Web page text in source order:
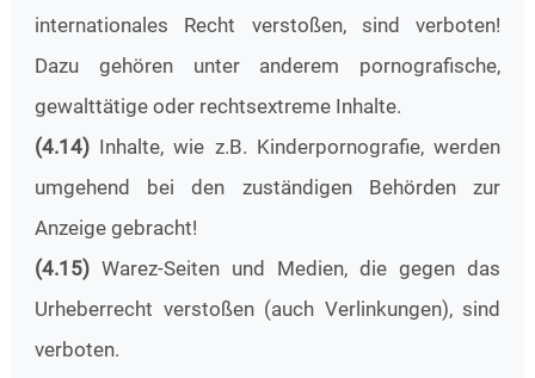
internationales Recht verstoßen, sind verboten!
Dazu gehören unter anderem pornografische,
gewalttätige oder rechtsextreme Inhalte.
(4.14) Inhalte, wie z.B. Kinderpornografie, werden
umgehend bei den zuständigen Behörden zur
Anzeige gebracht!
(4.15) Warez-Seiten und Medien, die gegen das
Urheberrecht verstoßen (auch Verlinkungen), sind
verboten.